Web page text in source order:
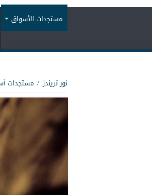
مستجدات الأسواق
نور تريندز / مستجدات